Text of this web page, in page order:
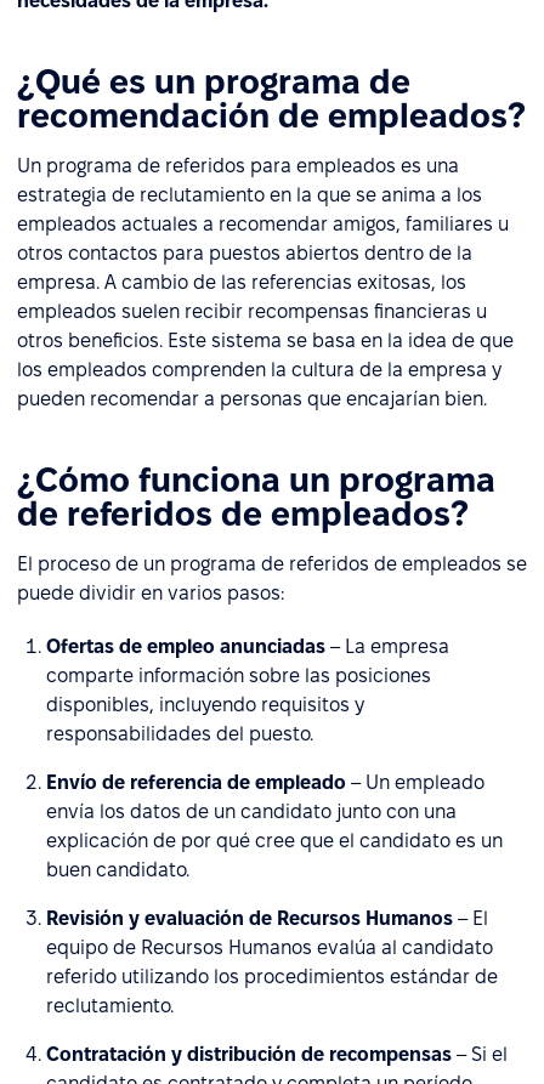
¿Qué es un programa de
recomendación de empleados?
Un programa de referidos para empleados es una
estrategia de reclutamiento en la que se anima a los
empleados actuales a recomendar amigos, familiares u
otros contactos para puestos abiertos dentro de la
empresa. A cambio de las referencias exitosas, los
empleados suelen recibir recompensas financieras u
otros beneficios. Este sistema se basa en la idea de que
los empleados comprenden la cultura de la empresa y
pueden recomendar a personas que encajarían bien.
¿Cómo funciona un programa
de referidos de empleados?
El proceso de un programa de referidos de empleados se
puede dividir en varios pasos:
Ofertas de empleo anunciadas – La empresa
comparte información sobre las posiciones
disponibles, incluyendo requisitos y
responsabilidades del puesto.
Envío de referencia de empleado – Un empleado
envía los datos de un candidato junto con una
explicación de por qué cree que el candidato es un
buen candidato.
Revisión y evaluación de Recursos Humanos – El
equipo de Recursos Humanos evalúa al candidato
referido utilizando los procedimientos estándar de
reclutamiento.
Contratación y distribución de recompensas – Si el